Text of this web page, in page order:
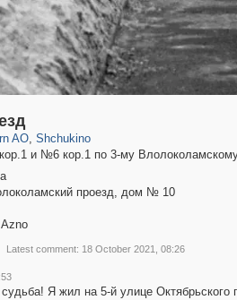
AO, Shchukino
1,167
и №6 кор.1 по 3-му
проезд, дом № 10
Latest comment: 18 October 2021, 08:26
Я жил на 5-й улице